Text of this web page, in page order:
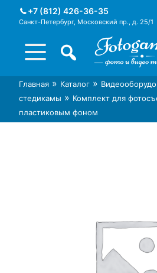
+7 (812) 426-36-35
Санкт-Петербург, Московский пр., д. 25/1
Интернет-
Foto-Gamma
Магазин
gamma.ru
Главная » Каталог »
стедикамы » Комплект для
пластиковым фоном